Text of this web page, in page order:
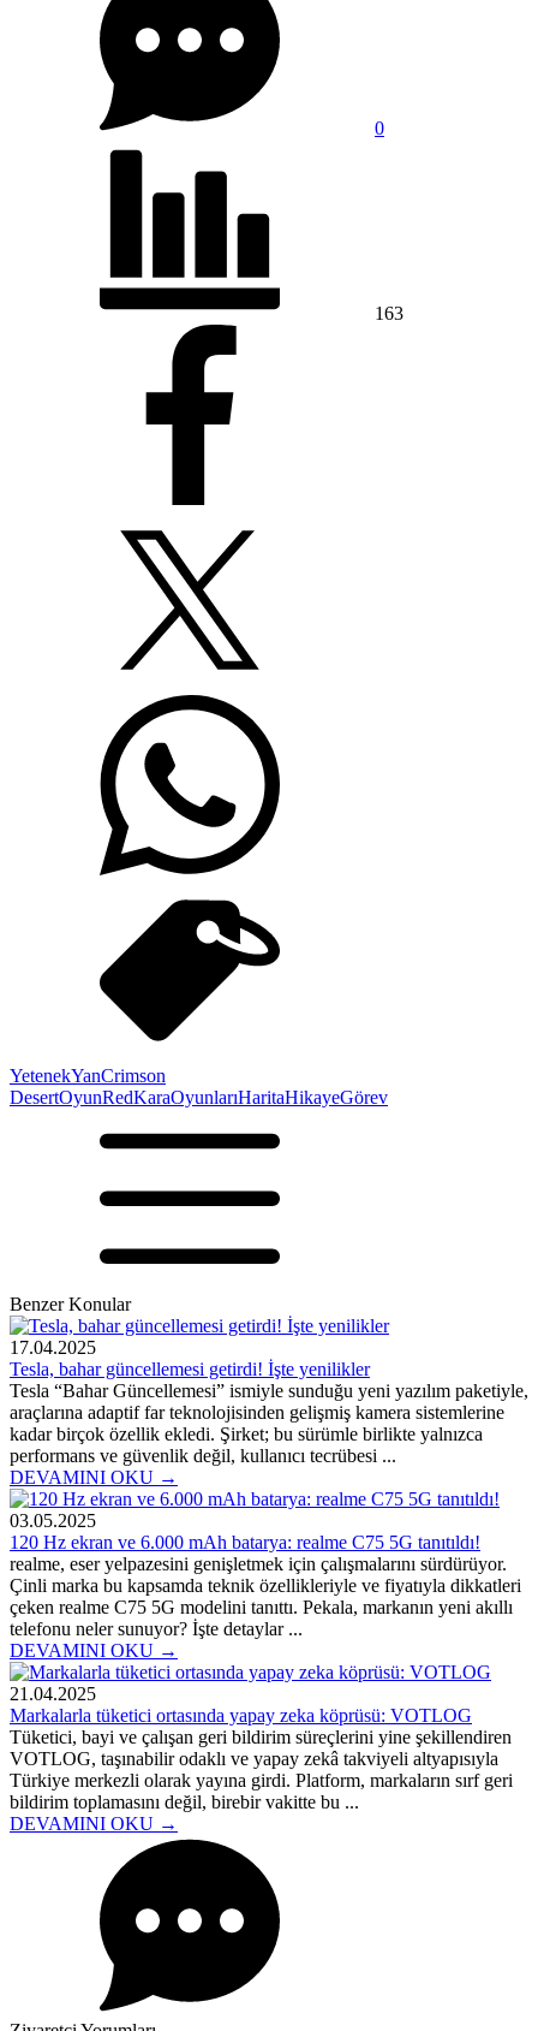
0
163
YetenekYanCrimson
DesertOyunRedKaraOyunlarıHaritaHikayeGörev
Benzer Konular
17.04.2025
Tesla, bahar güncellemesi getirdi! İşte yenilikler
Tesla “Bahar Güncellemesi” ismiyle sunduğu yeni yazılım paketiyle,
araçlarına adaptif far teknolojisinden gelişmiş kamera sistemlerine
kadar birçok özellik ekledi. Şirket; bu sürümle birlikte yalnızca
performans ve güvenlik değil, kullanıcı tecrübesi ...
DEVAMINI OKU →
03.05.2025
120 Hz ekran ve 6.000 mAh batarya: realme C75 5G tanıtıldı!
realme, eser yelpazesini genişletmek için çalışmalarını sürdürüyor.
Çinli marka bu kapsamda teknik özellikleriyle ve fiyatıyla dikkatleri
çeken realme C75 5G modelini tanıttı. Pekala, markanın yeni akıllı
telefonu neler sunuyor? İşte detaylar ...
DEVAMINI OKU →
21.04.2025
Markalarla tüketici ortasında yapay zeka köprüsü: VOTLOG
Tüketici, bayi ve çalışan geri bildirim süreçlerini yine şekillendiren
VOTLOG, taşınabilir odaklı ve yapay zekâ takviyeli altyapısıyla
Türkiye merkezli olarak yayına girdi. Platform, markaların sırf geri
bildirim toplamasını değil, birebir vakitte bu ...
DEVAMINI OKU →